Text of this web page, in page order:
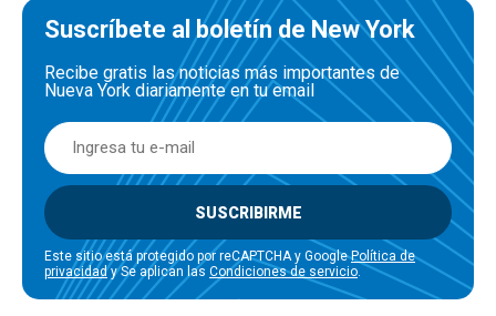
Suscríbete al boletín de New York
Recibe gratis las noticias más importantes de
Nueva York diariamente en tu email
SUSCRIBIRME
Este sitio está protegido por reCAPTCHA y GooglePolítica de
privacidady Se aplican las Condiciones de servicio.